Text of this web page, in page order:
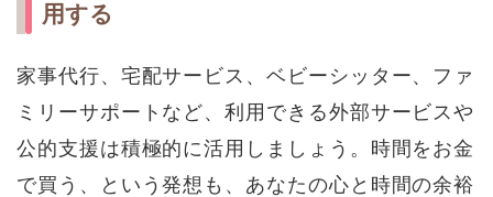
用する
家事代行、宅配サービス、ベビーシッター、ファ
ミリーサポートなど、利用できる外部サービスや
公的支援は積極的に活用しましょう。時間をお金
で買う、という発想も、あなたの心と時間の余裕